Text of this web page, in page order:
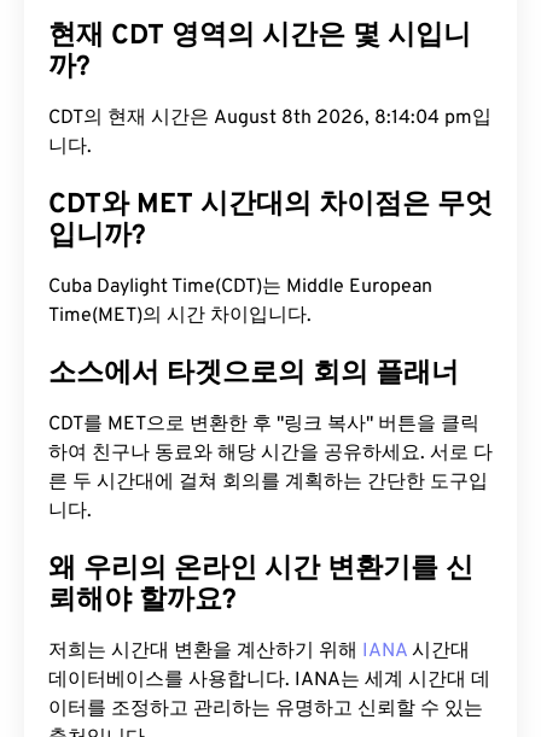
현재 CDT 영역의 시간은 몇 시입니
까?
CDT의 현재 시간은 August 8th 2026, 8:14:05 pm입
니다.
CDT와 MET 시간대의 차이점은 무엇
입니까?
Cuba Daylight Time(CDT)는 Middle European
Time(MET)의 시간 차이입니다.
소스에서 타겟으로의 회의 플래너
CDT를 MET으로 변환한 후 "링크 복사" 버튼을 클릭
하여 친구나 동료와 해당 시간을 공유하세요. 서로 다
른 두 시간대에 걸쳐 회의를 계획하는 간단한 도구입
니다.
왜 우리의 온라인 시간 변환기를 신
뢰해야 할까요?
저희는 시간대 변환을 계산하기 위해 IANA 시간대
데이터베이스를 사용합니다. IANA는 세계 시간대 데
이터를 조정하고 관리하는 유명하고 신뢰할 수 있는